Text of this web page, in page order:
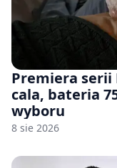
Premiera serii
cala, bateria
wyboru
8 sie 2026